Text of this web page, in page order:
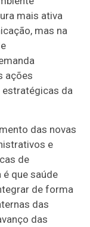
mais ativa
mas na
ações
estratégicas da
das novas
e
de
é que saúde
de forma
das
das